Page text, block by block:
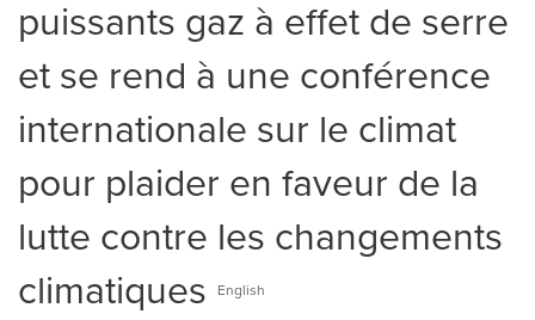
puissants gaz à effet de serre
et se rend à une conférence
internationale sur le climat
pour plaider en faveur de la
lutte contre les changements
climatiques
English